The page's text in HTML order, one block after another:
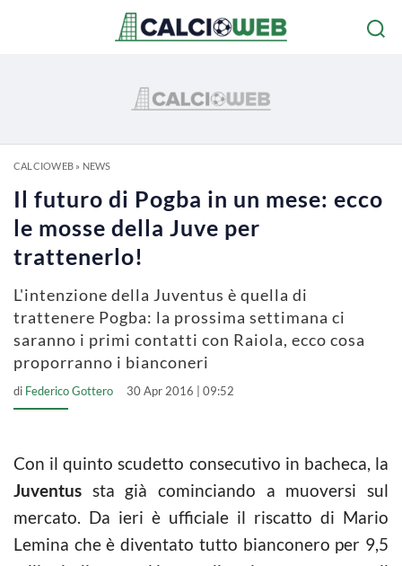
CALCIOWEB» NEWS
Il futuro di Pogba in un mese: ecco
le mosse della Juve per
trattenerlo!
L'intenzione della Juventus è quella di
trattenere Pogba: la prossima settimana ci
saranno i primi contatti con Raiola, ecco cosa
proporranno i bianconeri
di Federico Gottero 30 Apr 2016 | 09:52
Con il quinto scudetto consecutivo in bacheca, la
Juventus sta già cominciando a muoversi sul
mercato. Da ieri è ufficiale il riscatto di Mario
Lemina che è diventato tutto bianconero per 9,5